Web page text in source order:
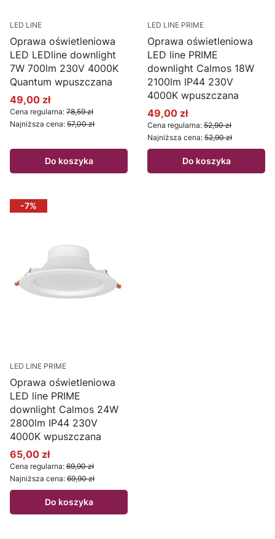
LED LINE
Oprawa oświetleniowa
LED LEDline downlight
7W 700lm 230V 4000K
Quantum wpuszczana
Cena promocyjna
49,00 zł
Cena regularna: 78,59 zł
Najniższa cena: 57,00 zł
Do koszyka
LED LINE PRIME
Oprawa oświetleniowa
LED line PRIME
downlight Calmos 18W
2100lm IP44 230V
4000K wpuszczana
Cena promocyjna
49,00 zł
Cena regularna: 52,90 zł
Najniższa cena: 52,90 zł
Do koszyka
-7%
LED LINE PRIME
Oprawa oświetleniowa
LED line PRIME
downlight Calmos 24W
2800lm IP44 230V
4000K wpuszczana
Cena promocyjna
65,00 zł
Cena regularna: 69,90 zł
Najniższa cena: 69,90 zł
Do koszyka